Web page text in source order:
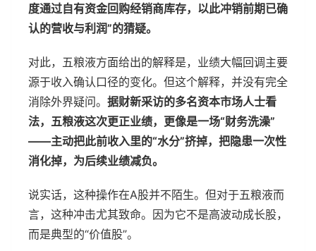
度通过自有资金回购经销商库存，以此冲销前期已确
认的营收与利润”的猜疑。
对此，五粮液方面给出的解释是，业绩大幅回调主要
源于收入确认口径的变化。但这个解释，并没有完全
消除外界疑问。 据财新采访的多名资本市场人士看
法，五粮液这次更正业绩，更像是一场“财务洗澡”
——主动把此前收入里的“水分”挤掉，把隐患一次性
消化掉，为后续业绩减负。
说实话，这种操作在A股并不陌生。但对于五粮液而
言，这种冲击尤其致命。因为它不是高波动成长股，
而是典型的“价值股”。